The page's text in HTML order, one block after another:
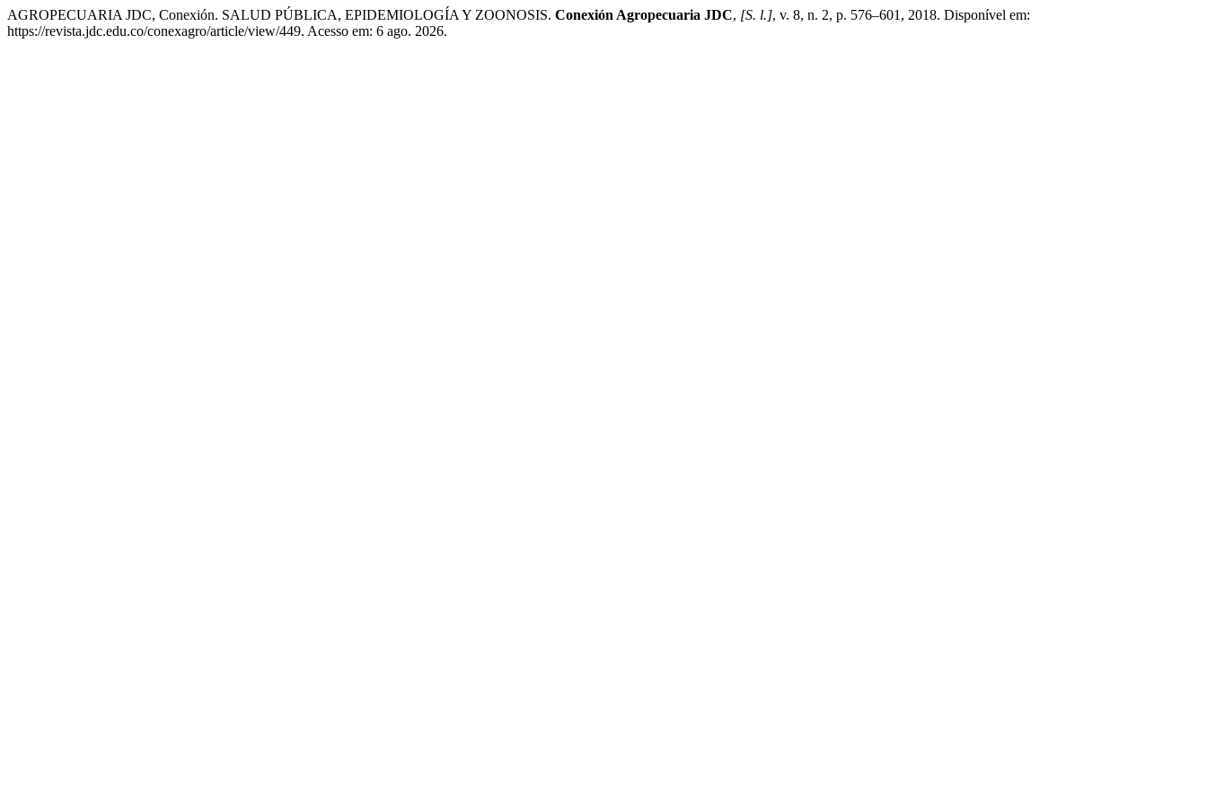
AGROPECUARIA JDC, Conexión. SALUD PÚBLICA, EPIDEMIOLOGÍA Y ZOONOSIS. Conexión Agropecuaria JDC, [S. l.], v. 8, n. 2, p. 576–601, 2018. Disponível em:
https://revista.jdc.edu.co/conexagro/article/view/449. Acesso em: 6 ago. 2026.